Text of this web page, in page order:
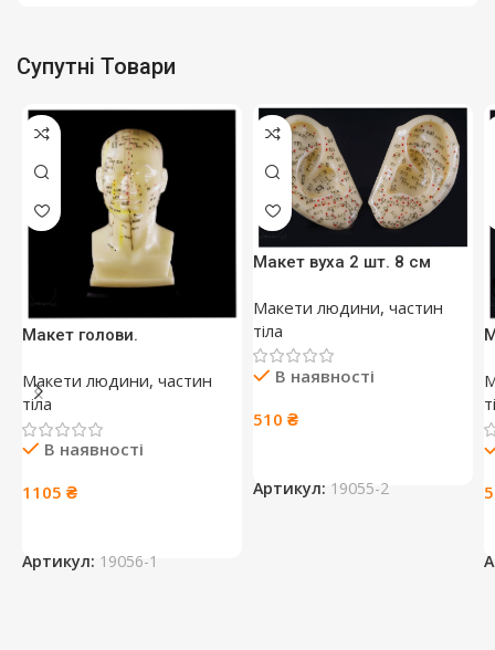
Супутні Товари
Макет голови.
Макети людини, частин
тіла
В наявності
1105 ₴
Артикул: 19056-1
Макет вуха 2 шт. 8 см
Макети людини, частин
тіла
В наявності
510 ₴
Артикул: 19055-2